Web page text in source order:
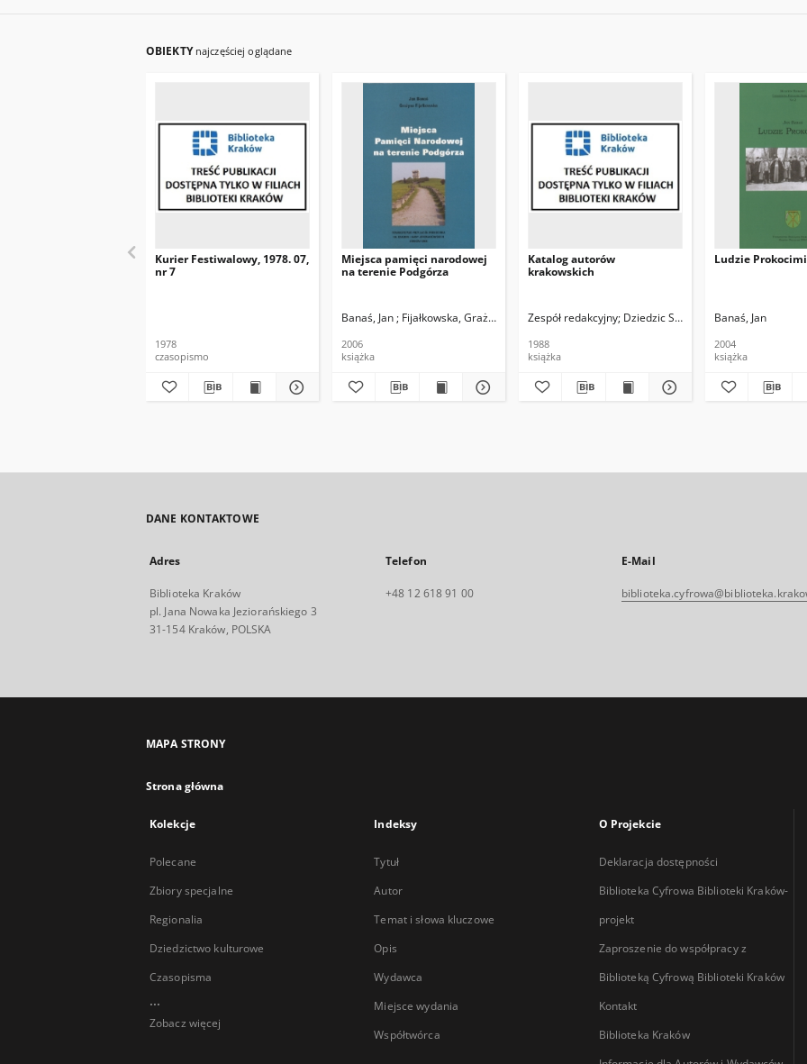
OBIEKTY najczęściej oglądane
Kurier Festiwalowy, 1978. 07,
nr 7
1978
czasopismo
Miejsca pamięci narodowej
na terenie Podgórza
Banaś, Jan ; Fijałkowska, Grażyna Rozlachowski, Roman, red.
2006
książka
Katalog autorów
krakowskich
Zespół redakcyjny Dziedzic Stanisław, Skoczek
1988
książka
Ludzie
Banaś, Jan
2004
książka
DANE KONTAKTOWE
Adres
Biblioteka Kraków
pl. Jana Nowaka Jeziorańskiego 3
31-154 Kraków, POLSKA
Telefon
+48 12 618 91 00
E-Mail
MAPA STRONY
Strona główna
Kolekcje
Polecane
Zbiory specjalne
Regionalia
Dziedzictwo kulturowe
Czasopisma
...
Zobacz więcej
Indeksy
Tytuł
Autor
Temat i słowa kluczowe
Opis
Wydawca
Miejsce wydania
Współtwórca
O Projekcie
Deklaracja dostępności
Biblioteka Cyfrowa Biblioteki Kraków-
projekt
Zaproszenie do współpracy z
Biblioteką Cyfrową Biblioteki Kraków
Kontakt
Biblioteka Kraków